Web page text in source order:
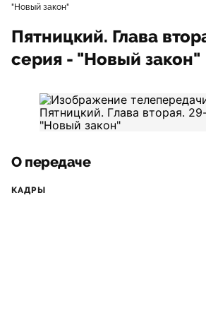
"Новый закон"
Пятницкий. Глава
серия - "Новый закон"
О передаче
КАДРЫ